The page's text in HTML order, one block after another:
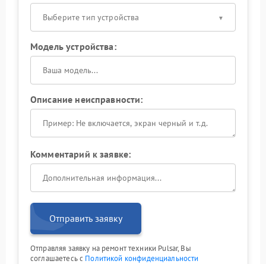
Выберите тип устройства
Модель устройства:
Описание неисправности:
Комментарий к заявке:
Отправить заявку
Отправляя заявку на ремонт техники Pulsar, Вы
соглашаетесь с Политикой конфиденциальности